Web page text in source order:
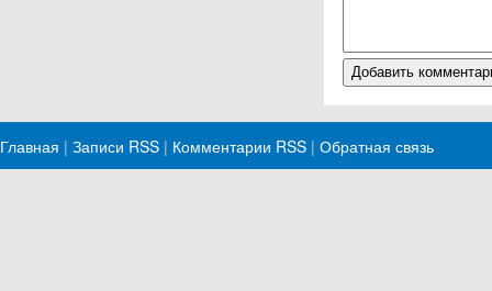
Главная | Записи RSS | Комментарии RSS | Обратная связь